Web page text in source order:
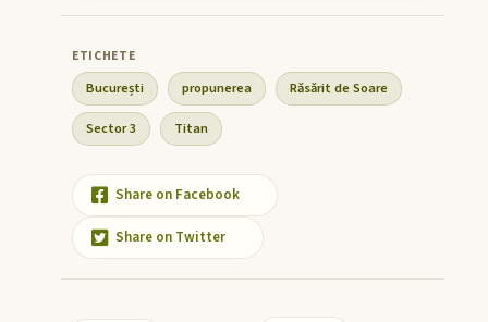
București propunerea Răsărit de Soare
Sector 3 Titan
Share on Facebook
Share on Twitter